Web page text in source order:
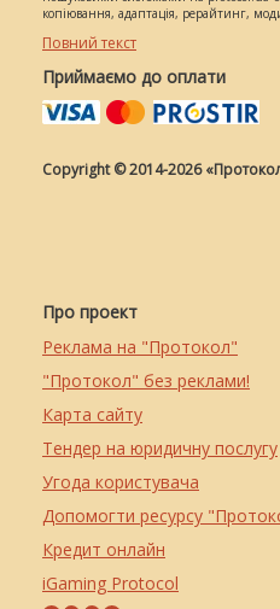
копіювання, адаптація, рерайтинг,
Повний текст
Приймаємо до оплати
Copyright © 2014-2026
Про проект
Реклама на "Протокол"
"Протокол" без реклами!
Карта сайту
Тендер на юридичну послугу
Угода користувача
Допомогти ресурсу
Кредит онлайн
iGaming Protocol